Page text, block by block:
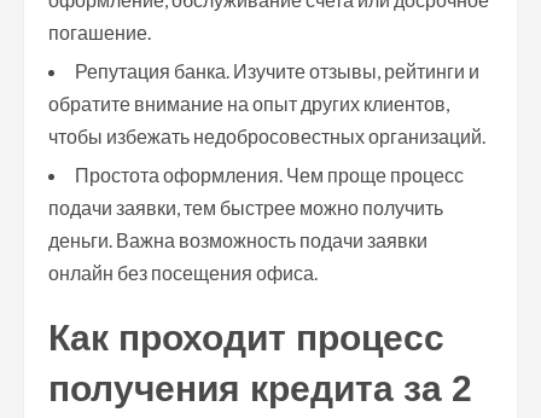
погашение.
Репутация банка. Изучите отзывы, рейтинги и
обратите внимание на опыт других клиентов,
чтобы избежать недобросовестных организаций.
Простота оформления. Чем проще процесс
подачи заявки, тем быстрее можно получить
деньги. Важна возможность подачи заявки
онлайн без посещения офиса.
Как проходит процесс
получения кредита за 2